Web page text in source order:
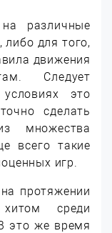
различные
либо для того,
движения
Следует
это
сделать
множества
всего такие
игр.
на протяжении
среди
это же время